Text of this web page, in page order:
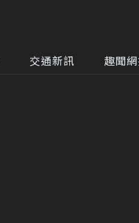
交通新訊 趣聞